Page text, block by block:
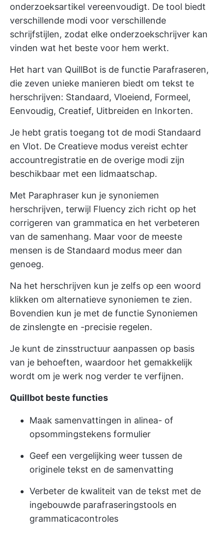
onderzoeksartikel vereenvoudigt. De tool biedt
verschillende modi voor verschillende
schrijfstijlen, zodat elke onderzoekschrijver kan
vinden wat het beste voor hem werkt.
Het hart van QuillBot is de functie Parafraseren,
die zeven unieke manieren biedt om tekst te
herschrijven: Standaard, Vloeiend, Formeel,
Eenvoudig, Creatief, Uitbreiden en Inkorten.
Je hebt gratis toegang tot de modi Standaard
en Vlot. De Creatieve modus vereist echter
accountregistratie en de overige modi zijn
beschikbaar met een lidmaatschap.
Met Paraphraser kun je synoniemen
herschrijven, terwijl Fluency zich richt op het
corrigeren van grammatica en het verbeteren
van de samenhang. Maar voor de meeste
mensen is de Standaard modus meer dan
genoeg.
Na het herschrijven kun je zelfs op een woord
klikken om alternatieve synoniemen te zien.
Bovendien kun je met de functie Synoniemen
de zinslengte en -precisie regelen.
Je kunt de zinsstructuur aanpassen op basis
van je behoeften, waardoor het gemakkelijk
wordt om je werk nog verder te verfijnen.
Quillbot beste functies
Maak samenvattingen in alinea- of
opsommingstekens formulier
Geef een vergelijking weer tussen de
originele tekst en de samenvatting
Verbeter de kwaliteit van de tekst met de
ingebouwde parafraseringstools en
grammaticacontroles